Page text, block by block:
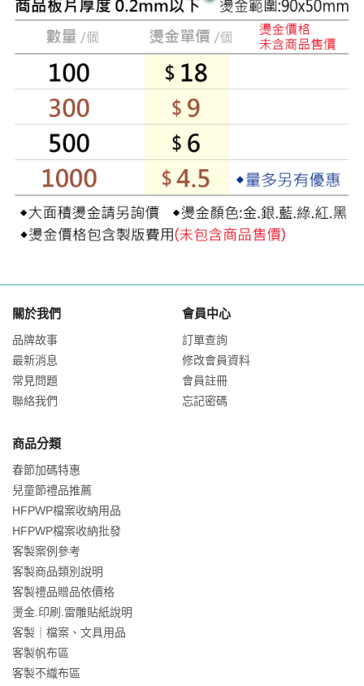
關於我們
品牌故事
最新消息
常見問題
聯絡我們
會員中心
訂單查詢
修改會員資料
會員註冊
忘記密碼
商品分類
春節加碼特惠
兒童節禮品推薦
HFPWP檔案收納用品
HFPWP檔案收納批發
客製案例參考
客製商品類別說明
客製禮品贈品依價格
燙金.印刷.雷雕貼紙說明
客製｜檔案、文具用品
客製帆布區
客製不織布區